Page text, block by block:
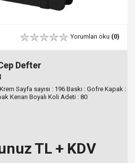
Yorumları oku (0)
Defter
Sayfa sayısı : 196 Baskı : Gofre Kapak :
Kenarı Boyalı Koli Adeti : 80
TL + KDV